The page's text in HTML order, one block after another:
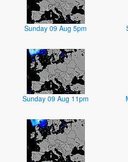
Sunday 09 Aug 5pm
Sunday 09 Aug 11pm